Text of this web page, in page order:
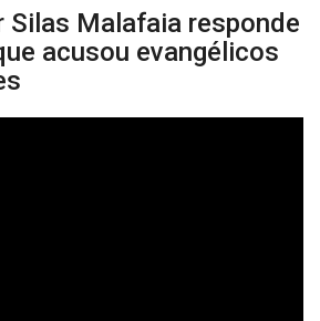
Silas Malafaia responde
acusou evangélicos